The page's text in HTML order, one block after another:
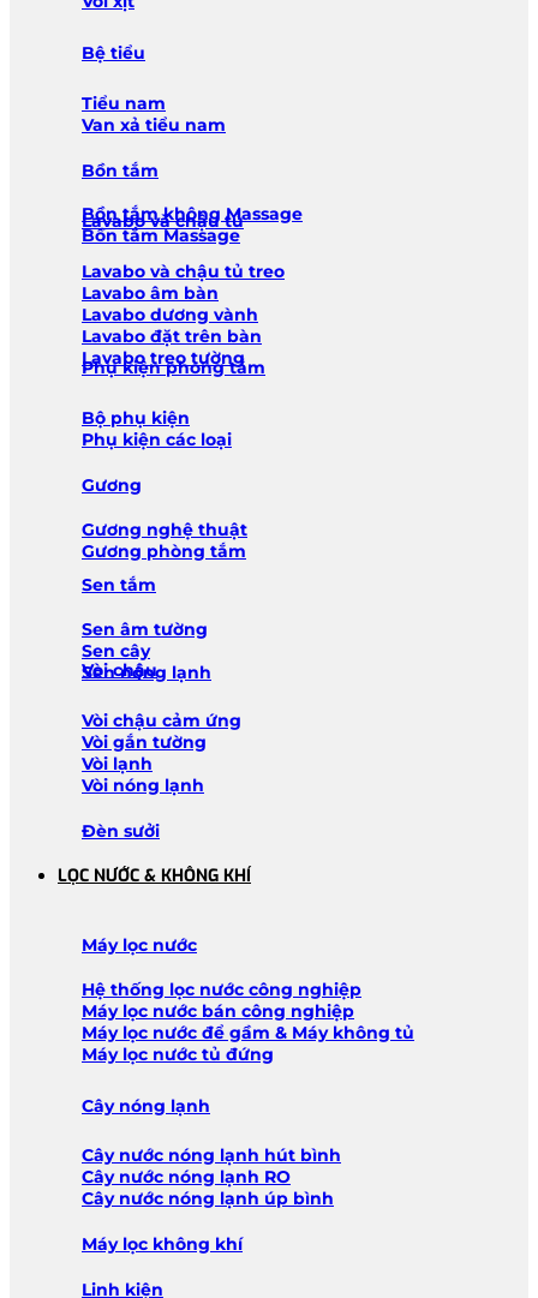
Bệ tiểu
Tiểu nam
Van xả tiểu nam
Bồn tắm
Bồn tắm không Massage
Bồn tắm Massage
Lavabo và chậu tủ
Lavabo và chậu tủ treo
Lavabo âm bàn
Lavabo dương vành
Lavabo đặt trên bàn
Lavabo treo tường
Phụ kiện phòng tắm
Bộ phụ kiện
Phụ kiện các loại
Gương
Gương nghệ thuật
Gương phòng tắm
Sen tắm
Sen âm tường
Sen cây
Sen nóng lạnh
Vòi chậu
Vòi chậu cảm ứng
Vòi gắn tường
Vòi lạnh
Vòi nóng lạnh
Đèn sưởi
LỌC NƯỚC & KHÔNG KHÍ
Máy lọc nước
Hệ thống lọc nước công nghiệp
Máy lọc nước bán công nghiệp
Máy lọc nước để gầm & Máy không tủ
Máy lọc nước tủ đứng
Cây nóng lạnh
Cây nước nóng lạnh hút bình
Cây nước nóng lạnh RO
Cây nước nóng lạnh úp bình
Máy lọc không khí
Linh kiện